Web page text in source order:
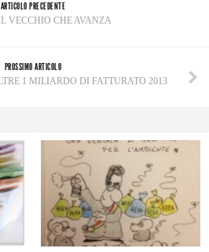
ARTICOLO PRECEDENTE
VECCHIO CHE AVANZA
PROSSIMO ARTICOLO
1 MILIARDO DI FATTURATO 2013